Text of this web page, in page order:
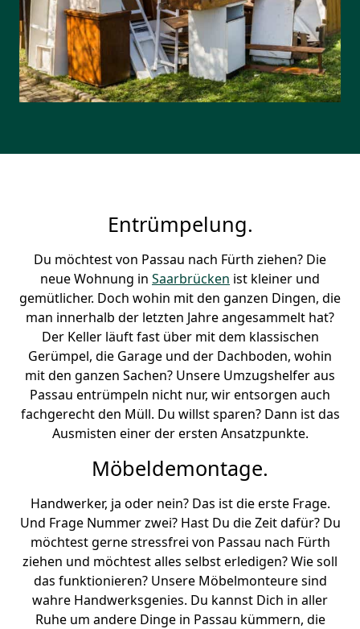
Entrümpelung.
Du möchtest von Passau nach Fürth ziehen? Die
neue Wohnung in Saarbrücken ist kleiner und
gemütlicher. Doch wohin mit den ganzen Dingen, die
man innerhalb der letzten Jahre angesammelt hat?
Der Keller läuft fast über mit dem klassischen
Gerümpel, die Garage und der Dachboden, wohin
mit den ganzen Sachen? Unsere Umzugshelfer aus
Passau entrümpeln nicht nur, wir entsorgen auch
fachgerecht den Müll. Du willst sparen? Dann ist das
Ausmisten einer der ersten Ansatzpunkte.
Möbeldemontage.
Handwerker, ja oder nein? Das ist die erste Frage.
Und Frage Nummer zwei? Hast Du die Zeit dafür? Du
möchtest gerne stressfrei von Passau nach Fürth
ziehen und möchtest alles selbst erledigen? Wie soll
das funktionieren? Unsere Möbelmonteure sind
wahre Handwerksgenies. Du kannst Dich in aller
Ruhe um andere Dinge in Passau kümmern, die